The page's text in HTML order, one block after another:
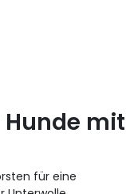
Hunde mit
für eine